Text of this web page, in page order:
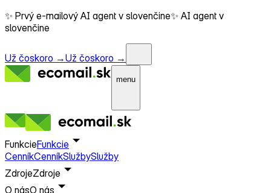
✨ Prvý e-mailový AI agent v slovenčine✨ AI agent v
slovenčine
Už čoskoro →Už čoskoro →
menu
FunkcieFunkcie
CenníkCenníkSlužbySlužby
ZdrojeZdroje
O násO nás